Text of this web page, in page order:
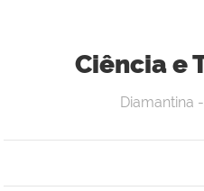
Ciência e
Diamantina